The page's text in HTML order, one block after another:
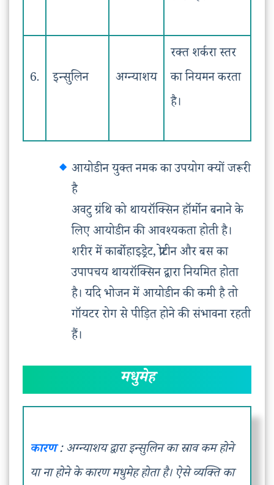
6. इन्सुलिन अग्न्याशय
रक्त शर्करा स्तर
का नियमन करता
है।
आयोडीन युक्त नमक का उपयोग क्यों जरूरी
है
अवटु ग्रंथि को थायरॉक्सिन हॉर्मोन बनाने के
लिए आयोडीन की आवश्यकता होती है।
शरीर में कार्बोहाइड्रेट, प्रोटीन और बस का
उपापचय थायरॉक्सिन द्वारा नियमित होता
है। यदि भोजन में आयोडीन की कमी है तो
गॉयटर रोग से पीड़ित होने की संभावना रहती
हैं।
मधुमेह
कारण: अग्न्याशय द्वारा इन्सुलिन का स्राव कम होने
या ना होने के कारण मधुमेह होता है। ऐसे व्यक्ति का